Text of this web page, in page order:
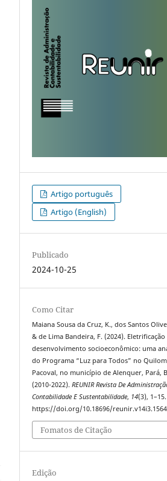
Artigo português
Artigo (English)
Publicado
2024-10-25
Como Citar
Maiana Sousa da Cruz, K., dos Santos
& de Lima Bandeira, F. (2024).
desenvolvimento socioeconômico: uma
do Programa “Luz para Todos” no
Pacoval, no município de Alenquer, Pará,
(2010-2022).REUNIR Revista De
Contabilidade E Sustentabilidade, 14(3), 1–15.
https://doi.org/10.18696/reunir.v14i3.1564
Fomatos de Citação
Edição